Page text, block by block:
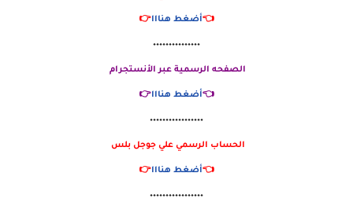
👈أضغط هنااا👉
٠٠٠٠٠٠٠٠٠٠٠٠٠٠٠
الصفحه الرسمية عبر الأنستجرام
👈أضغط هنااا👉
٠٠٠٠٠٠٠٠٠٠٠٠٠٠٠٠٠
الحساب الرسمي علي جوجل بلس
👈أضغط هنااا👉
٠٠٠٠٠٠٠٠٠٠٠٠٠٠٠٠٠